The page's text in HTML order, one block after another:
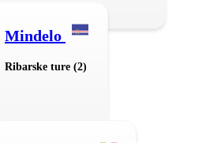
Mindelo
Ribarske ture (2)